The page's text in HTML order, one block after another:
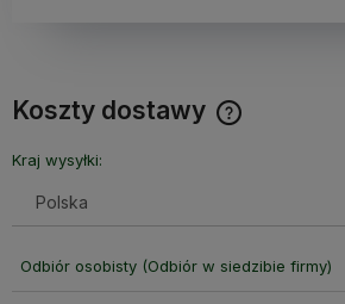
Koszty dostawy
Kraj wysyłki:
Odbiór osobisty(Odbiór w siedzibie firmy)